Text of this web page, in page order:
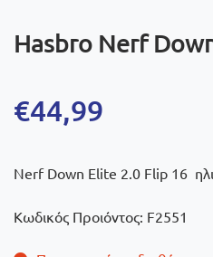
Hasbro Nerf
€44,99
Nerf Down Elite 2.0 Flip 16
Κωδικός Προιόντος: F2551